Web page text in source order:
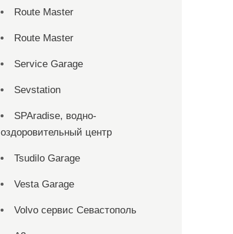
Route Master
Route Master
Service Garage
Sevstation
SPAradise, водно-
оздоровительный центр
Tsudilo Garage
Vesta Garage
Volvo сервис Севастополь